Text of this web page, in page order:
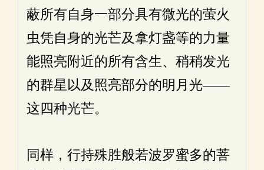
蔽所有自身一部分具有微光的萤火
虫凭自身的光芒及拿灯盏等的力量
能照亮附近的所有含生、稍稍发光
的群星以及照亮部分的明月光——
这四种光芒。
同样，行持殊胜般若波罗蜜多的菩